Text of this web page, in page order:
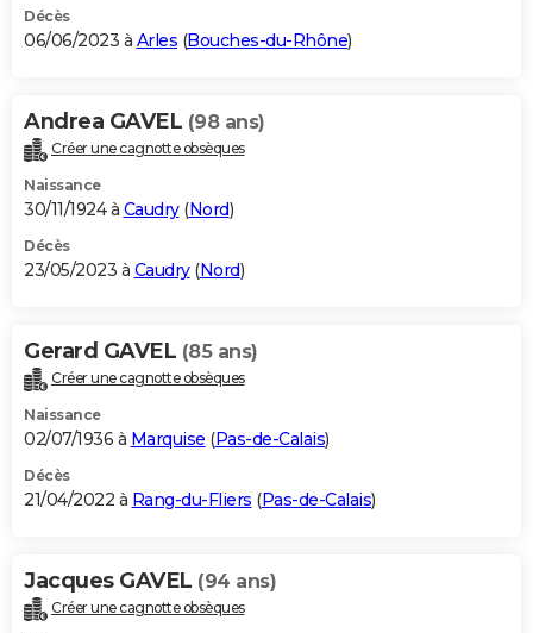
Décès
06/06/2023 à Arles (Bouches-du-Rhône)
Andrea GAVEL (98 ans)
Créer une cagnotte obsèques
Naissance
30/11/1924 à Caudry(Nord)
Décès
23/05/2023 à Caudry(Nord)
Gerard GAVEL (85 ans)
Créer une cagnotte obsèques
Naissance
02/07/1936 à Marquise (Pas-de-Calais)
Décès
21/04/2022 à Rang-du-Fliers (Pas-de-Calais)
Jacques GAVEL (94 ans)
Créer une cagnotte obsèques